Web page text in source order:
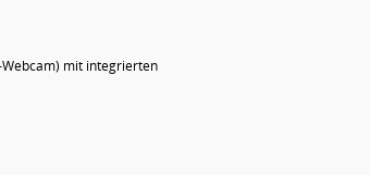
Webcam) mit integrierten